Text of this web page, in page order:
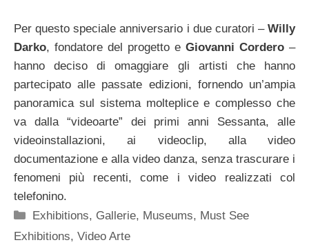
Per questo speciale anniversario i due curatori – Willy
Darko, fondatore del progetto e Giovanni Cordero –
hanno deciso di omaggiare gli artisti che hanno
partecipato alle passate edizioni, fornendo un’ampia
panoramica sul sistema molteplice e complesso che
va dalla “videoarte” dei primi anni Sessanta, alle
videoinstallazioni, ai videoclip, alla video
documentazione e alla video danza, senza trascurare i
fenomeni più recenti, come i video realizzati col
telefonino.
Categorie
Exhibitions, Gallerie, Museums, Must See
Exhibitions, Video Arte